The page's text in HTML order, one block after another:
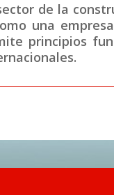
de la
una
principios